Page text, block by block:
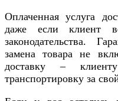
Оплаченная услуга
даже если клиент
законодательства.
замена товара не
доставку – клиенту
транспортировку за